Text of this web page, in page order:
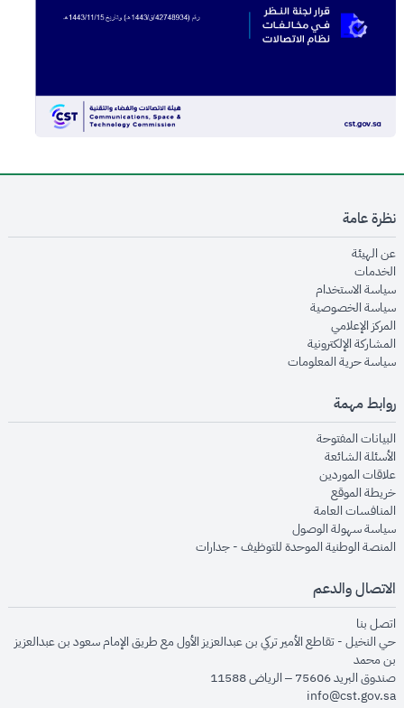
نظرة عامة
عن الهيئةopens in new window
الخدماتopens in new window
سياسة الاستخدام
سياسة الخصوصيةopens in new window
المركز الإعلاميopens in new window
المشاركة الإلكترونيةopens in new window
سياسة حرية المعلوماتopens in new window
روابط مهمة
البيانات المفتوحةopens in new window
الأسئلة الشائعةopens in new window
علاقات الموردينopens in new window
خريطة الموقعopens in new window
المنافسات العامةopens in new window
سياسة سهولة الوصولopens in new window
المنصة الوطنية الموحدة للتوظيف - جداراتopens in new window
الاتصال والدعم
اتصل بنا
حي النخيل - تقاطع الأمير تركي بن عبدالعزيز الأول مع طريق الإمام سعود بن عبدالعزيز
بن محمد
صندوق البريد 75606 – الرياض 11588
info@cst.gov.sa